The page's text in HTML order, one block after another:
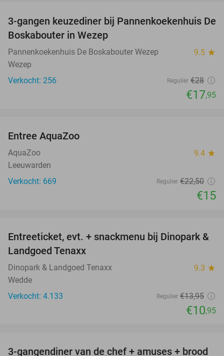
36%
3-gangen keuzediner bij Pannenkoekenhuis De
Boskabouter in Wezep
Pannenkoekenhuis De Boskabouter Wezep 9.5 star
Wezep
Verkocht: 256
Regulier €28
€17,95
Entree AquaZoo
AquaZoo 9.4 star
Leeuwarden
Verkocht: 669
Regulier €22,50
€15
22%
Entreeticket, evt. + snackmenu bij Dinopark &
Landgoed Tenaxx
Dinopark & Landgoed Tenaxx 9.3 star
Wedde
Verkocht: 4.133
Regulier €13,95
€10,95
3-gangendiner van de chef + amuses + brood